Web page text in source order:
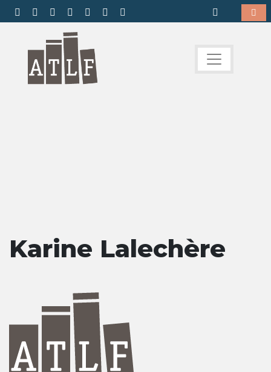
Karine Lalechère